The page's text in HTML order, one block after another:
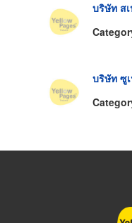
บริษัท ส
บริษัท ซู